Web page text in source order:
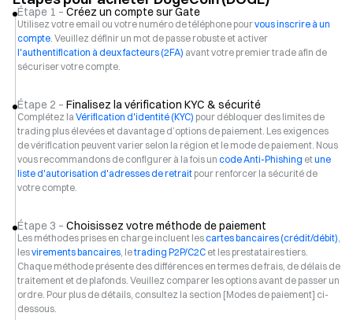
Étape 1 – Créez un compte sur Gate
Utilisez votre email ou votre numéro de téléphone pourvous inscrire à un
compte. Veuillez définir un mot de passe robuste et activer
l'authentification à deux facteurs (2FA) avant votre premier trade afin de
sécuriser votre compte.
Étape 2 – Finalisez la vérification KYC & sécurité
Complétez la Vérification d'identité (KYC) pour débloquer des limites de
trading plus élevées et davantage d’options de paiement. Les exigences
de vérification peuvent varier selon la région et le mode de paiement. Nous
vous recommandons de configurer à la fois un code Anti-Phishing etune
liste d'autorisation d'adresses de retrait pour renforcer la sécurité de
votre compte.
Étape 3 – Choisissez votre méthode de paiement
Les méthodes prises en charge incluent lescartes bancaires (crédit/débit),
lesvirements bancaires, letrading P2P/C2C et les prestataires tiers.
Chaque méthode présente des différences en termes de frais, de délais de
traitement et de plafonds. Veuillez comparer les options avant de passer un
ordre. Pour plus de détails, consultez la section [Modes de paiement] ci-
dessous.